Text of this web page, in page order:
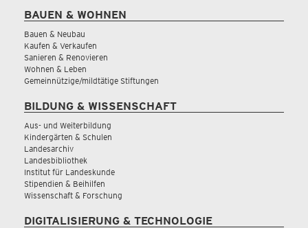
BAUEN & WOHNEN
Bauen & Neubau
Kaufen & Verkaufen
Sanieren & Renovieren
Wohnen & Leben
Gemeinnützige/mildtätige Stiftungen
BILDUNG & WISSENSCHAFT
Aus- und Weiterbildung
Kindergärten & Schulen
Landesarchiv
Landesbibliothek
Institut für Landeskunde
Stipendien & Beihilfen
Wissenschaft & Forschung
DIGITALISIERUNG & TECHNOLOGIE